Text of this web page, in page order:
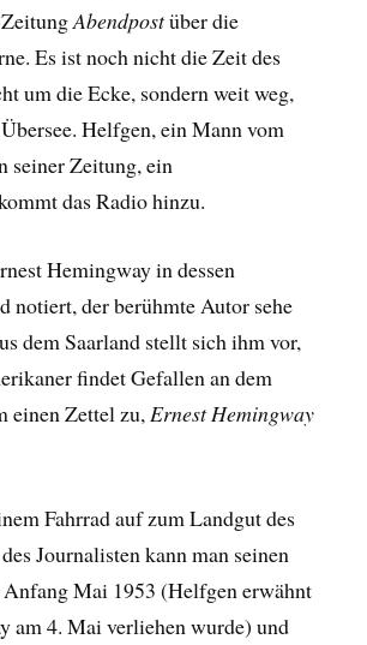
Abendpostüber die
Es ist noch nicht die Zeit des
um die Ecke, sondern weit weg,
Helfgen, ein Mann vom
seiner Zeitung, ein
das Radio hinzu.
Hemingway in dessen
notiert, der berühmte Autor sehe
dem Saarland stellt sich ihm vor,
findet Gefallen an dem
einen Zettel zu, Ernest Hemingway
Fahrrad auf zum Landgut des
Journalisten kann man seinen
Mai 1953 (Helfgen erwähnt
am 4. Mai verliehen wurde) und